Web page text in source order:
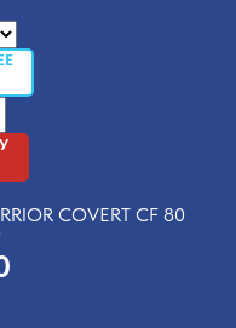
COVERT CF 80